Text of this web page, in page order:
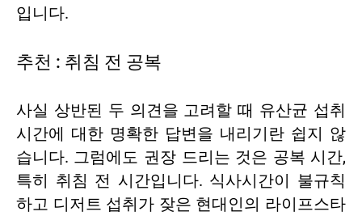
입니다.
추천 : 취침 전 공복
사실 상반된 두 의견을 고려할 때 유산균 섭취
시간에 대한 명확한 답변을 내리기란 쉽지 않
습니다. 그럼에도 권장 드리는 것은 공복 시간,
특히 취침 전 시간입니다. 식사시간이 불규칙
하고 디저트 섭취가 잦은 현대인의 라이프스타